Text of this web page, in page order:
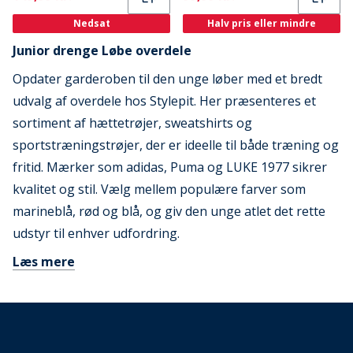
Nedsat Halv pris eller mindre
Junior drenge Løbe overdele
Opdater garderoben til den unge løber med et bredt
udvalg af overdele hos Stylepit. Her præsenteres et
sortiment af hættetrøjer, sweatshirts og
sportstræningstrøjer, der er ideelle til både træning og
fritid. Mærker som adidas, Puma og LUKE 1977 sikrer
kvalitet og stil. Vælg mellem populære farver som
marineblå, rød og blå, og giv den unge atlet det rette
udstyr til enhver udfordring.
Læs mere